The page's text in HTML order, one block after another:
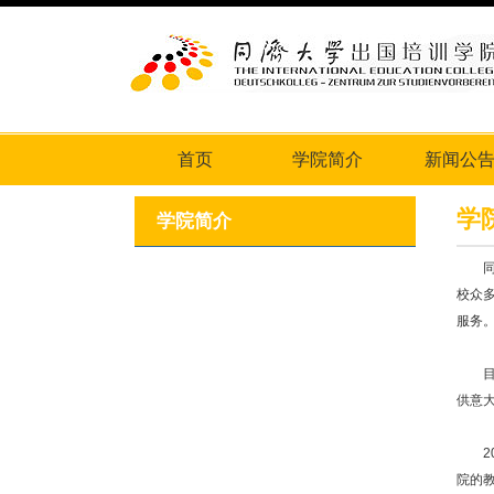
首页 学院简介 新闻公告
学院简介 学
同
校众
服务
目
供意
院的